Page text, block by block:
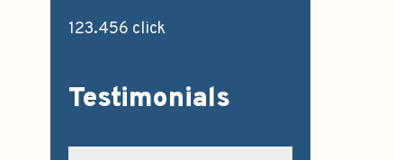
123.456 click
Testimonials